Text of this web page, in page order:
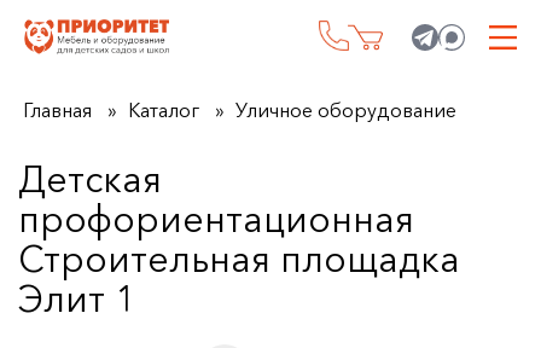
Главная Каталог Уличное оборудование
Детская
профориентационная
Строительная площадка
Элит 1